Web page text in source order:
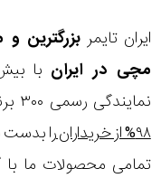
ایران تایمر بزرگترین و
مچی در ایران
نمایندگی رسمی ۳۰۰ برند جهانی است و توانسته ایم
۹۸% از خریداران
را بدست
تمامی محصولات ما با
کشور
تقویم